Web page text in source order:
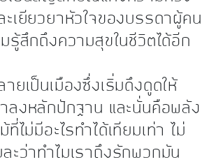
เยียวยาหัวใจของบรรดาผู้คน
รู้สึกถึงความสุขในชีวิตได้อีก
ยเป็นเมืองซึ่งเริ่มดึงดูดให้
ลงหลักปักฐาน และนั่นคือพลัง
ที่ไม่มีอะไรทำได้เทียมเท่า ไม่
ะว่าทำไมเราถึงรักพวกมัน